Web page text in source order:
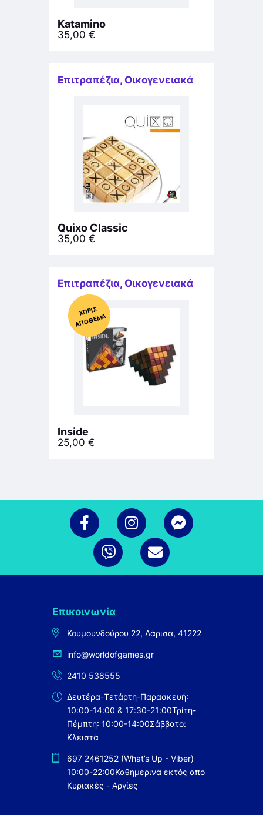
Katamino
35,00 €
Επιτραπέζια, Οικογενειακά
Quixo Classic
35,00 €
Επιτραπέζια, Οικογενειακά
Χ
ΩΡΊΣ
Α
Π
Ό
ΘΕ
ΜΑ
Inside
25,00 €
Επικοινωνία
Κουμουνδούρου 22, Λάρισα, 41222
info@worldofgames.gr
2410 538555
Δευτέρα-Τετάρτη-Παρασκευή:
10:00-14:00 & 17:30-21:00Τρίτη-
Πέμπτη: 10:00-14:00Σάββατο:
Κλειστά
697 2461252 (What’s Up - Viber)
10:00-22:00Καθημερινά εκτός από
Κυριακές - Αργίες